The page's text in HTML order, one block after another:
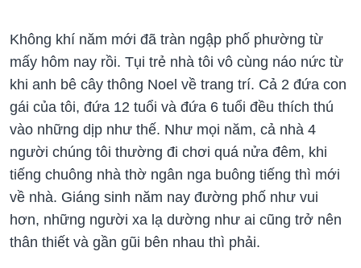
Không khí năm mới đã tràn ngập phố phường từ
mấy hôm nay rồi. Tụi trẻ nhà tôi vô cùng náo nức từ
khi anh bê cây thông Noel về trang trí. Cả 2 đứa con
gái của tôi, đứa 12 tuổi và đứa 6 tuổi đều thích thú
vào những dịp như thế. Như mọi năm, cả nhà 4
người chúng tôi thường đi chơi quá nửa đêm, khi
tiếng chuông nhà thờ ngân nga buông tiếng thì mới
về nhà. Giáng sinh năm nay đường phố như vui
hơn, những người xa lạ dường như ai cũng trở nên
thân thiết và gần gũi bên nhau thì phải.